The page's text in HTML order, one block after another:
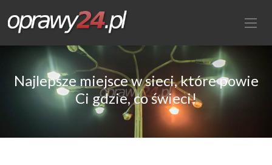
Najlepsze miejsce w sieci, które powie
Ci gdzie, co świeci!